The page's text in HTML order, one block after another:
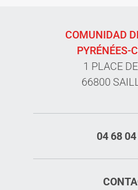
COMUNIDAD
PYRÉNÉES-
1 PLACE
66800
04 68